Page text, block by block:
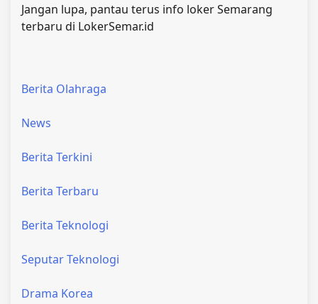
Jangan lupa, pantau terus info loker Semarang
terbaru di LokerSemar.id
Berita Olahraga
News
Berita Terkini
Berita Terbaru
Berita Teknologi
Seputar Teknologi
Drama Korea